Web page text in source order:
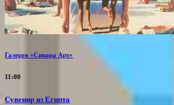
Галерея «Синара Арт»
11:00
Сувенир из Египта